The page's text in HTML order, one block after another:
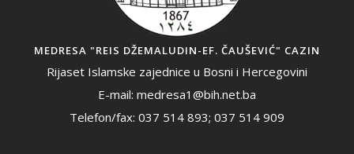
MEDRESA "REIS DŽEMALUDIN-EF. ČAUŠEVIĆ" CAZIN
Rijaset Islamske zajednice u Bosni i Hercegovini
E-mail: medresa1@bih.net.ba
Telefon/fax: 037 514 893; 037 514 909